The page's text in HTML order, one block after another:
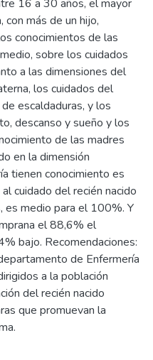
16 a 30 años, el mayor
más de un hijo,
conocimientos de las
sobre los cuidados
a las dimensiones del
los cuidados del
escaldaduras, y los
descanso y sueño y los
de las madres
en la dimensión
tienen conocimiento es
cuidado del recién nacido
es medio para el 100%. Y
el 88,6% el
bajo. Recomendaciones:
de Enfermería
a la población
del recién nacido
que promuevan la